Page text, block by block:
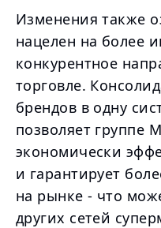
Изменения также
нацелен на более
конкурентное
торговле.
брендов в одну
позволяет группе
экономически
и гарантирует
на рынке - что
других сетей